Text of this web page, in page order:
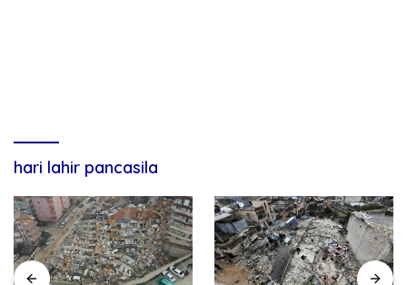
hari lahir pancasila